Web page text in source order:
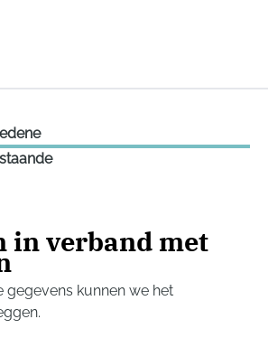
in verband met
gegevens kunnen we het